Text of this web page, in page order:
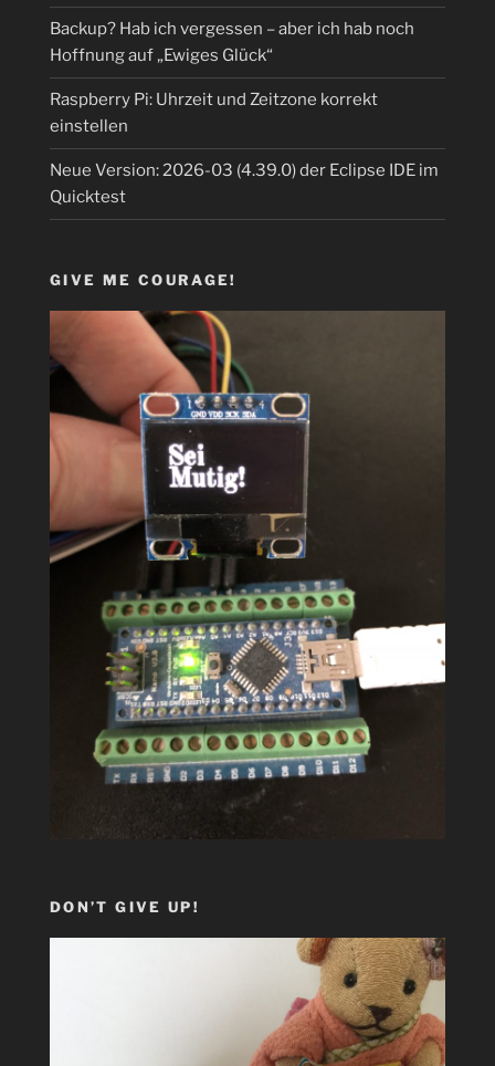
Backup? Hab ich vergessen – aber ich hab noch
Hoffnung auf „Ewiges Glück“
Raspberry Pi: Uhrzeit und Zeitzone korrekt
einstellen
Neue Version: 2026-03 (4.39.0) der Eclipse IDE im
Quicktest
GIVE ME COURAGE!
DON’T GIVE UP!